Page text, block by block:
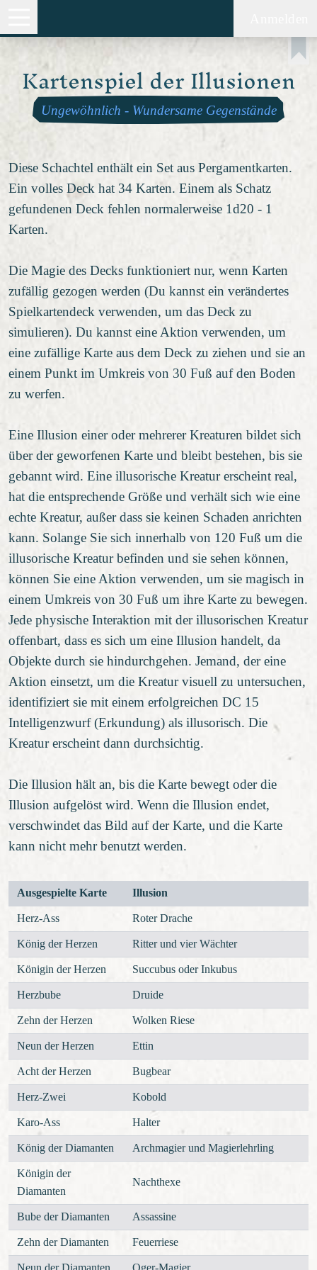
Kartenspiel der Illusionen
Ungewöhnlich - Wundersame Gegenstände
Diese Schachtel enthält ein Set aus Pergamentkarten.
Ein volles Deck hat 34 Karten. Einem als Schatz
gefundenen Deck fehlen normalerweise 1d20 - 1
Karten.
Die Magie des Decks funktioniert nur, wenn Karten
zufällig gezogen werden (Du kannst ein verändertes
Spielkartendeck verwenden, um das Deck zu
simulieren). Du kannst eine Aktion verwenden, um
eine zufällige Karte aus dem Deck zu ziehen und sie an
einem Punkt im Umkreis von 30 Fuß auf den Boden
zu werfen.
Eine Illusion einer oder mehrerer Kreaturen bildet sich
über der geworfenen Karte und bleibt bestehen, bis sie
gebannt wird. Eine illusorische Kreatur erscheint real,
hat die entsprechende Größe und verhält sich wie eine
echte Kreatur, außer dass sie keinen Schaden anrichten
kann. Solange Sie sich innerhalb von 120 Fuß um die
illusorische Kreatur befinden und sie sehen können,
können Sie eine Aktion verwenden, um sie magisch in
einem Umkreis von 30 Fuß um ihre Karte zu bewegen.
Jede physische Interaktion mit der illusorischen Kreatur
offenbart, dass es sich um eine Illusion handelt, da
Objekte durch sie hindurchgehen. Jemand, der eine
Aktion einsetzt, um die Kreatur visuell zu untersuchen,
identifiziert sie mit einem erfolgreichen DC 15
Intelligenzwurf (Erkundung) als illusorisch. Die
Kreatur erscheint dann durchsichtig.
Die Illusion hält an, bis die Karte bewegt oder die
Illusion aufgelöst wird. Wenn die Illusion endet,
verschwindet das Bild auf der Karte, und die Karte
kann nicht mehr benutzt werden.
Ausgespielte Karte
Illusion
Herz-Ass
Roter Drache
König der Herzen
Ritter und vier Wächter
Königin der Herzen
Succubus oder Inkubus
Herzbube
Druide
Zehn der Herzen
Wolken Riese
Neun der Herzen
Ettin
Acht der Herzen
Bugbear
Herz-Zwei
Kobold
Karo-Ass
Halter
König der Diamanten
Archmagier und Magierlehrling
Königin der
Diamanten
Nachthexe
Bube der Diamanten
Assassine
Zehn der Diamanten
Feuerriese